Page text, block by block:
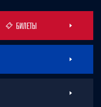
БИЛЕТЫ